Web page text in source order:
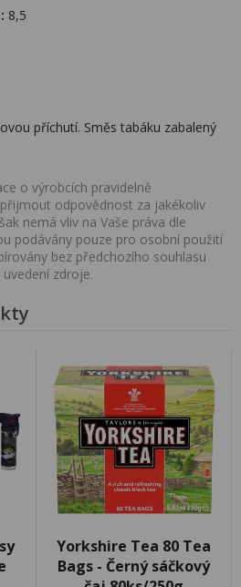
8,5
příchutí. Směs tabáku zabalený
o výrobcích pravidelně
odpovědnost za jakékoliv
nemá vliv na Vaše práva dle
podávány pouze pro osobní použití
bez předchozího souhlasu
zdroje.
Yorkshire Tea 80 Tea
Bags - Černý sáčkový